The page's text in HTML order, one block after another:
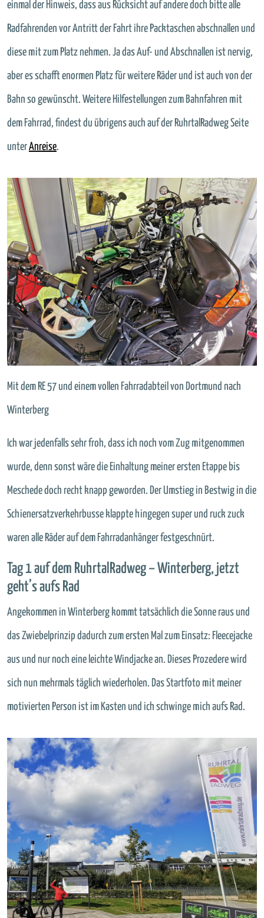
einmal der Hinweis, dass aus Rücksicht auf andere doch bitte alle
Radfahrenden vor Antritt der Fahrt ihre Packtaschen abschnallen und
diese mit zum Platz nehmen. Ja das Auf- und Abschnallen ist nervig,
aber es schafft enormen Platz für weitere Räder und ist auch von der
Bahn so gewünscht. Weitere Hilfestellungen zum Bahnfahren mit
dem Fahrrad, findest du übrigens auch auf der RuhrtalRadweg Seite
unterAnreise.
Mit dem RE 57 und einem vollen Fahrradabteil von Dortmund nach
Winterberg
Ich war jedenfalls sehr froh, dass ich noch vom Zug mitgenommen
wurde, denn sonst wäre die Einhaltung meiner ersten Etappe bis
Meschede doch recht knapp geworden. Der Umstieg in Bestwig in die
Schienersatzverkehrbusse klappte hingegen super und ruck zuck
waren alle Räder auf dem Fahrradanhänger festgeschnürt.
Tag 1 auf dem RuhrtalRadweg – Winterberg, jetzt
geht’s aufs Rad
Angekommen in Winterberg kommt tatsächlich die Sonne raus und
das Zwiebelprinzip dadurch zum ersten Mal zum Einsatz: Fleecejacke
aus und nur noch eine leichte Windjacke an. Dieses Prozedere wird
sich nun mehrmals täglich wiederholen. Das Startfoto mit meiner
motivierten Person ist im Kasten und ich schwinge mich aufs Rad.